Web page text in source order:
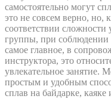
самостоятельно могут
это не совсем верно, но,
соответствии сложности
группы, при соблюдении
самое главное, в
инструктора, это
увлекательное занятие.
простым и удобным
сплав на байдарке, каяке